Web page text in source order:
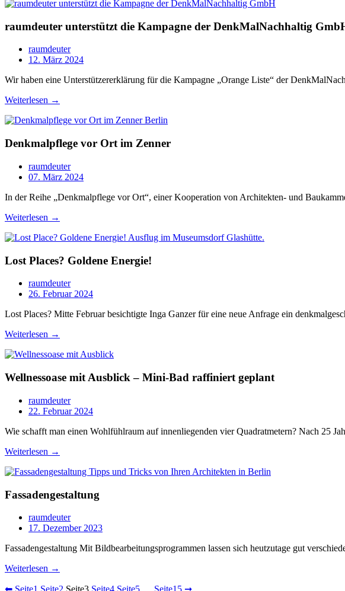
raumdeuter unterstützt die Kampagne der DenkMalNachhaltig
raumdeuter
12. März 2024
Wir haben eine Unterstützererklärung für die Kampagne „Orange Liste“ der
Weiterlesen →
Denkmalpflege vor Ort im Zenner
raumdeuter
07. März 2024
In der Reihe „Denkmalpflege vor Ort“, einer Kooperation von Architekten- und
Weiterlesen →
Lost Places? Goldene Energie!
raumdeuter
26. Februar 2024
Lost Places? Mitte Februar besichtigte Inga Ganzer für eine neue Anfrage ein
Weiterlesen →
Wellnessoase mit Ausblick – Mini-Bad raffiniert geplant
raumdeuter
22. Februar 2024
Wie schafft man einen Wohlfühlraum auf innenliegenden vier Quadratmetern? Nach 25
Weiterlesen →
Fassadengestaltung
raumdeuter
17. Dezember 2023
Fassadengestaltung Mit Bildbearbeitungsprogrammen lassen sich heutzutage gut
Weiterlesen →